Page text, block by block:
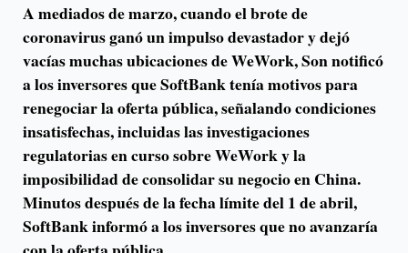
A mediados de marzo, cuando el brote de
coronavirus ganó un impulso devastador y dejó
vacías muchas ubicaciones de WeWork, Son notificó
a los inversores que SoftBank tenía motivos para
renegociar la oferta pública, señalando condiciones
insatisfechas, incluidas las investigaciones
regulatorias en curso sobre WeWork y la
imposibilidad de consolidar su negocio en China.
Minutos después de la fecha límite del 1 de abril,
SoftBank informó a los inversores que no avanzaría